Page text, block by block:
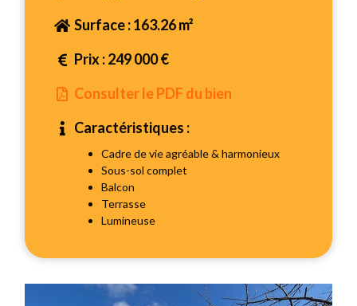
Surface : 163.26 m²
Prix : 249 000 €
Consulter le PDF du bien
Caractéristiques :
Cadre de vie agréable & harmonieux
Sous-sol complet
Balcon
Terrasse
Lumineuse